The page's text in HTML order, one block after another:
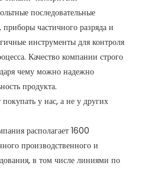
последовательные
частичного разряда и
инструменты для контроля
Качество компании строго
чему можно надежно
продукта.
у нас, а не у других
располагает 1600
производственного и
в том числе линиями по